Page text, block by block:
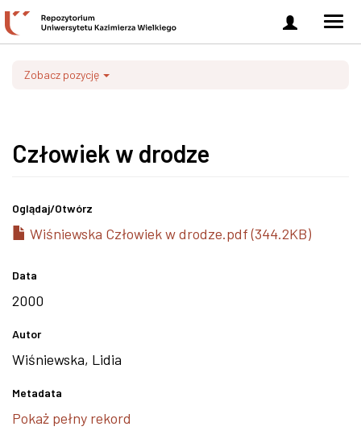
Zaloguj
się
Zobacz pozycję
Człowiek w drodze
Oglądaj/Otwórz
Wiśniewska Człowiek w drodze.pdf (344.2KB)
Data
2000
Autor
Wiśniewska, Lidia
Metadata
Pokaż pełny rekord